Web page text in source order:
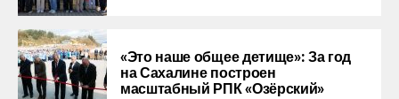
«Это наше общее детище»: За год
на Сахалине построен
масштабный РПК «Озёрский»